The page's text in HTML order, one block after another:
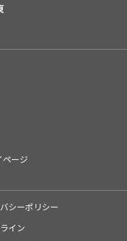
ページ
シーポリシー
イン